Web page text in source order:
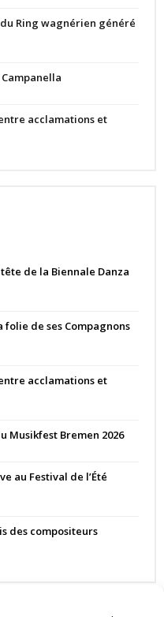
Ring wagnérien généré
acclamations et
de la Biennale Danza
folie de ses Compagnons
acclamations et
Musikfest Bremen 2026
au Festival de l’Été
des compositeurs